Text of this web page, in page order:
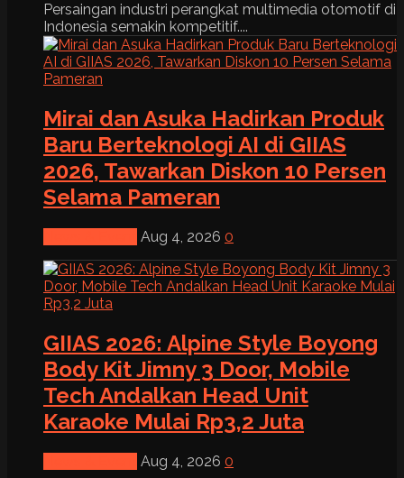
Persaingan industri perangkat multimedia otomotif di
Indonesia semakin kompetitif....
Mirai dan Asuka Hadirkan Produk
Baru Berteknologi AI di GIIAS
2026, Tawarkan Diskon 10 Persen
Selama Pameran
Aug 4, 2026 0
GIIAS 2026: Alpine Style Boyong
Body Kit Jimny 3 Door, Mobile
Tech Andalkan Head Unit
Karaoke Mulai Rp3,2 Juta
Aug 4, 2026 0